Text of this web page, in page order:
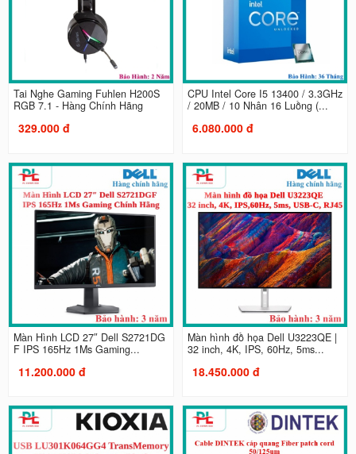
Tai Nghe Gaming Fuhlen H200S
RGB 7.1 - Hàng Chính Hãng
329.000 đ
CPU Intel Core I5 13400 / 3.3GHz
/ 20MB / 10 Nhân 16 Luồng (...
6.080.000 đ
Màn Hình LCD 27″ Dell S2721DG
F IPS 165Hz 1Ms Gaming...
11.200.000 đ
Màn hình đồ họa Dell U3223QE |
32 inch, 4K, IPS, 60Hz, 5ms...
18.450.000 đ